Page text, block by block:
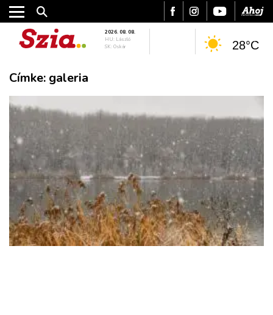
VÁROS
RÉGIÓ
SPORT
KULTÚRA
PODCAST
MIX
2026. 08. 08.
HU: László
SK: Oskár
28°C
Címke: galeria